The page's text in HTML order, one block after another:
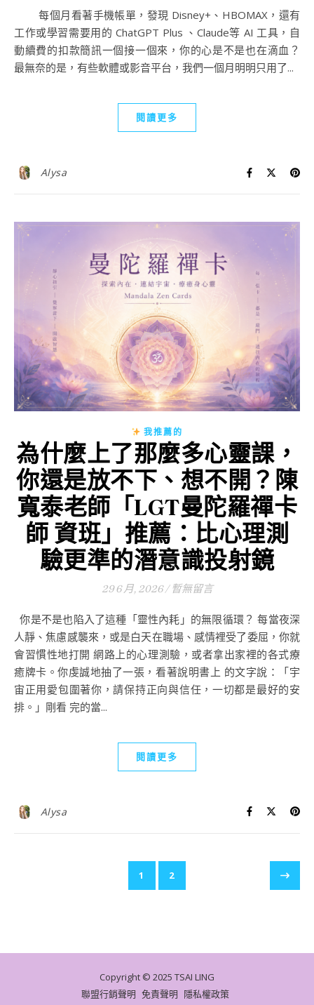
每個月看著手機帳單，發現 Disney+、HBOMAX，還有
工作或學習需要用的 ChatGPT Plus 、Claude等 AI 工具，自
動續費的扣款簡訊一個接一個來，你的心是不是也在滴血？
最無奈的是，有些軟體或影音平台，我們一個月明明只用了...
閱讀更多
Alysa
我推薦的
為什麼上了那麼多心靈課，
你還是放不下、想不開？陳
寬泰老師「LGT曼陀羅禪卡
師 資班」推薦：比心理測
驗更準的潛意識投射鏡
29 6 月, 2026 / 暫無留言
你是不是也陷入了這種「靈性內耗」的無限循環？ 每當夜深
人靜、焦慮感襲來，或是白天在職場、感情裡受了委屈，你就
會習慣性地打開 網路上的心理測驗，或者拿出家裡的各式療
癒牌卡。你虔誠地抽了一張，看著說明書上 的文字說：「宇
宙正用愛包圍著你，請保持正向與信任，一切都是最好的安
排。」剛看 完的當...
閱讀更多
Alysa
1 2
Copyright © 2025 TSAI LING
聯盟行銷聲明 免責聲明 隱私權政策